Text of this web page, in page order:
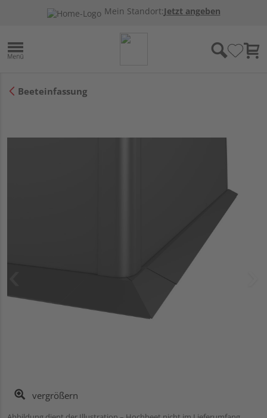
Mein Standort:Jetzt angeben
Beeteinfassung
vergrößern